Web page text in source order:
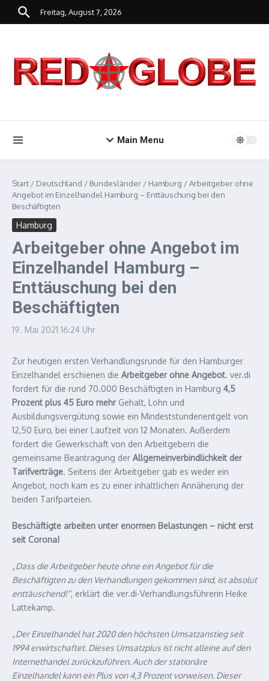
Zum Inhalt springen
Freitag, August 7, 2026
Main Menu
Start / Deutschland / Bundesländer / Hamburg /Arbeitgeber ohne
Angebot im Einzelhandel Hamburg – Enttäuschung bei den
Beschäftigten
Hamburg
Arbeitgeber ohne Angebot im
Einzelhandel Hamburg –
Enttäuschung bei den
Beschäftigten
19. Mai 2021 16:24 Uhr
Zur heutigen ersten Verhandlungsrunde für den Hamburger
Einzelhandel erschienen die Arbeitgeber ohne Angebot. ver.di
fordert für die rund 70.000 Beschäftigten in Hamburg 4,5
Prozent plus 45 Euro mehrGehalt, Lohn und
Ausbildungsvergütung sowie ein Mindeststundenentgelt von
12,50 Euro, bei einer Laufzeit von 12 Monaten. Außerdem
fordert die Gewerkschaft von den Arbeitgebern die
gemeinsame Beantragung der Allgemeinverbindlichkeit der
Tarifverträge. Seitens der Arbeitgeber gab es weder ein
Angebot, noch kam es zu einer inhaltlichen Annäherung der
beiden Tarifparteien.
Beschäftigte arbeiten unter enormen Belastungen – nicht erst
seit Corona!
„Dass die Arbeitgeber heute ohne ein Angebot für die
Beschäftigten zu den Verhandlungen gekommen sind, ist absolut
enttäuschend!“, erklärt die ver.di-Verhandlungsführerin Heike
Lattekamp.
„Der Einzelhandel hat 2020 den höchsten Umsatzanstieg seit
1994 erwirtschaftet. Dieses Umsatzplus ist nicht alleine auf den
Internethandel zurückzuführen. Auch der stationäre
Einzelhandel kann ein Plus von 4,3 Prozent vorweisen. Dieser